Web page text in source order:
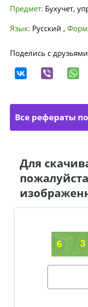
Предмет: Бухучет,
Язык: Русский ,
Поделись с
Все рефераты
Для